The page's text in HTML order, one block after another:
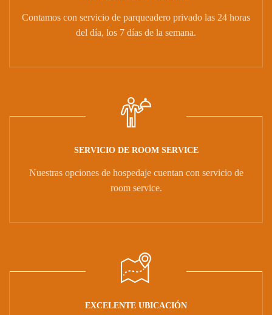
Contamos con servicio de parqueadero privado las 24 horas
del día, los 7 días de la semana.
SERVICIO DE ROOM SERVICE
Nuestras opciones de hospedaje cuentan con servicio de
room service.
EXCELENTE UBICACIÓN